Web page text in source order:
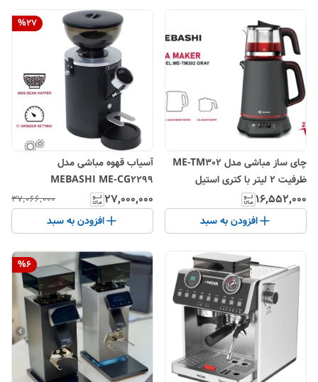
چای ساز مباشی مدل ME-TM302
ظرفیت ۲ لیتر با کتری استیل
۱۶٬۵۵۲٬۰۰۰
افزودن به سبد
%27
آسیاب قهوه مباشی مدل
MEBASHI ME-CG2299
۲۷٬۰۰۰٬۰۰۰ ۳۷٬۰۶۶٬۰۰۰
افزودن به سبد
%6